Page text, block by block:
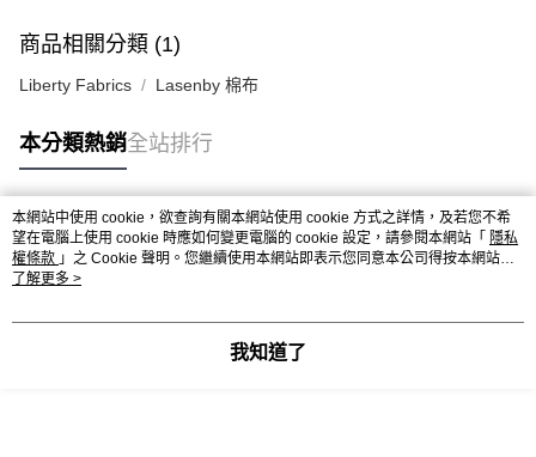
商品相關分類 (1)
Liberty Fabrics Lasenby 棉布
本分類熱銷全站排行
熱門標籤
本網站中使用 cookie，欲查詢有關本網站使用 cookie 方式之詳情，及若您不希
望在電腦上使用 cookie 時應如何變更電腦的 cookie 設定，請參閱本網站「 隱私
權條款 」之 Cookie 聲明。您繼續使用本網站即表示您同意本公司得按本網站使
用條款之 Cookie 聲明使用 cookie。
了解更多 >
我知道了